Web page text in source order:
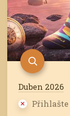
Duben 2026
Přihlašte